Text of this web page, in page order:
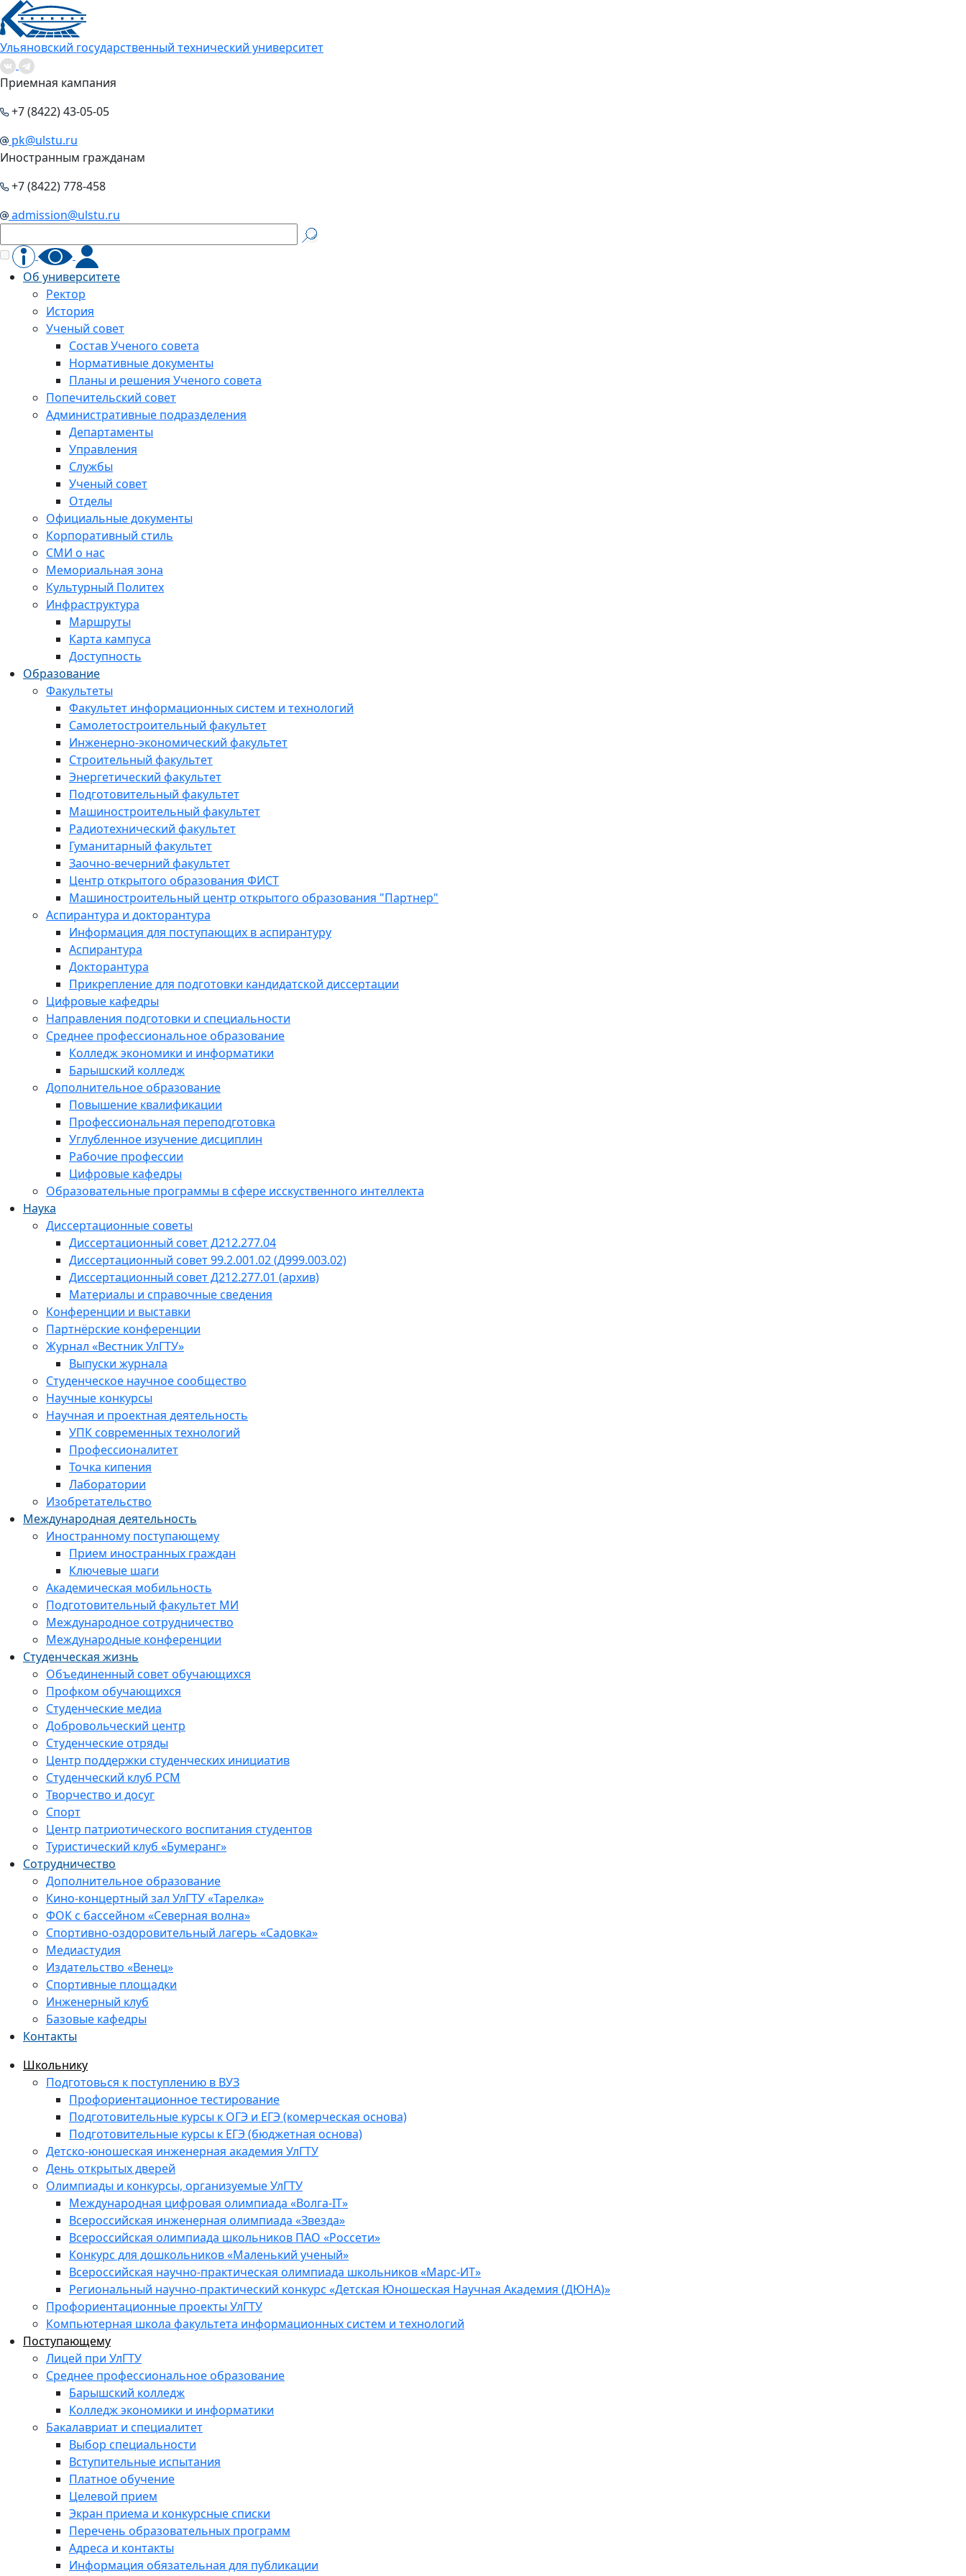
Ульяновский государственный технический университет
Приемная кампания
+7 (8422) 43-05-05
pk@ulstu.ru
Иностранным гражданам
+7 (8422) 778-458
admission@ulstu.ru
Об университете
Ректор
История
Ученый совет
Состав Ученого совета
Нормативные документы
Планы и решения Ученого совета
Попечительский совет
Административные подразделения
Департаменты
Управления
Службы
Ученый совет
Отделы
Официальные документы
Корпоративный стиль
СМИ о нас
Мемориальная зона
Культурный Политех
Инфраструктура
Маршруты
Карта кампуса
Доступность
Образование
Факультеты
Факультет информационных систем и технологий
Самолетостроительный факультет
Инженерно-экономический факультет
Строительный факультет
Энергетический факультет
Подготовительный факультет
Машиностроительный факультет
Радиотехнический факультет
Гуманитарный факультет
Заочно-вечерний факультет
Центр открытого образования ФИСТ
Машиностроительный центр открытого образования "Партнер"
Аспирантура и докторантура
Информация для поступающих в аспирантуру
Аспирантура
Докторантура
Прикрепление для подготовки кандидатской диссертации
Цифровые кафедры
Направления подготовки и специальности
Среднее профессиональное образование
Колледж экономики и информатики
Барышский колледж
Дополнительное образование
Повышение квалификации
Профессиональная переподготовка
Углубленное изучение дисциплин
Рабочие профессии
Цифровые кафедры
Образовательные программы в сфере исскуственного интеллекта
Наука
Диссертационные советы
Диссертационный совет Д212.277.04
Диссертационный совет 99.2.001.02 (Д999.003.02)
Диссертационный совет Д212.277.01 (архив)
Материалы и справочные сведения
Конференции и выставки
Партнёрские конференции
Журнал «Вестник УлГТУ»
Выпуски журнала
Студенческое научное сообщество
Научные конкурсы
Научная и проектная деятельность
УПК современных технологий
Профессионалитет
Точка кипения
Лаборатории
Изобретательство
Международная деятельность
Иностранному поступающему
Прием иностранных граждан
Ключевые шаги
Академическая мобильность
Подготовительный факультет МИ
Международное сотрудничество
Международные конференции
Студенческая жизнь
Объединенный совет обучающихся
Профком обучающихся
Студенческие медиа
Добровольческий центр
Студенческие отряды
Центр поддержки студенческих инициатив
Студенческий клуб РСМ
Творчество и досуг
Спорт
Центр патриотического воспитания студентов
Туристический клуб «Бумеранг»
Сотрудничество
Дополнительное образование
Кино-концертный зал УлГТУ «Тарелка»
ФОК с бассейном «Северная волна»
Спортивно-оздоровительный лагерь «Садовка»
Медиастудия
Издательство «Венец»
Спортивные площадки
Инженерный клуб
Базовые кафедры
Контакты
Школьнику
Подготовься к поступлению в ВУЗ
Профориентационное тестирование
Подготовительные курсы к ОГЭ и ЕГЭ (комерческая основа)
Подготовительные курсы к ЕГЭ (бюджетная основа)
Детско-юношеская инженерная академия УлГТУ
День открытых дверей
Олимпиады и конкурсы, организуемые УлГТУ
Международная цифровая олимпиада «Волга-IT»
Всероссийская инженерная олимпиада «Звезда»
Всероссийская олимпиада школьников ПАО «Россети»
Конкурс для дошкольников «Маленький ученый»
Всероссийская научно-практическая олимпиада школьников «Марс-ИТ»
Региональный научно-практический конкурс «Детская Юношеская Научная Академия (ДЮНА)»
Профориентационные проекты УлГТУ
Компьютерная школа факультета информационных систем и технологий
Поступающему
Лицей при УлГТУ
Среднее профессиональное образование
Барышский колледж
Колледж экономики и информатики
Бакалавриат и специалитет
Выбор специальности
Вступительные испытания
Платное обучение
Целевой прием
Экран приема и конкурсные списки
Перечень образовательных программ
Адреса и контакты
Информация обязательная для публикации